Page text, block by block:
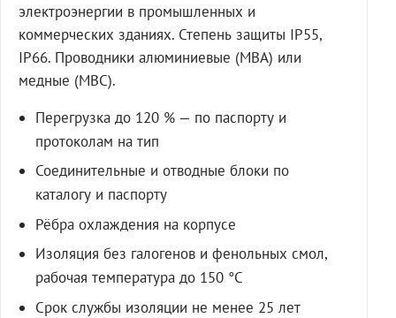
электроэнергии в промышленных и
коммерческих зданиях. Степень защиты IP55,
IP66. Проводники алюминиевые (МВА) или
медные (МВС).
Перегрузка до 120 % — по паспорту и
протоколам на тип
Соединительные и отводные блоки по
каталогу и паспорту
Рёбра охлаждения на корпусе
Изоляция без галогенов и фенольных смол,
рабочая температура до 150 °C
Срок службы изоляции не менее 25 лет